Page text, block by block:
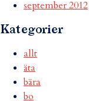
september 2012
Kategorier
allt
äta
bära
bo